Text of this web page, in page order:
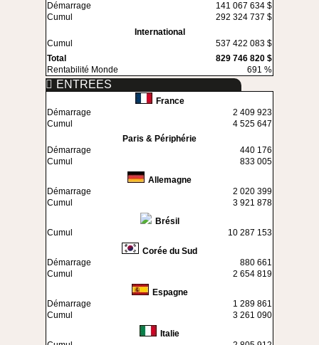
Démarrage
141 067 634 $
Cumul
292 324 737 $
International
Cumul
537 422 083 $
Total
829 746 820 $
Rentabilité Monde
691 %
ENTREES
France
Démarrage
2 409 923
Cumul
4 525 647
Paris & Périphérie
Démarrage
440 176
Cumul
833 005
Allemagne
Démarrage
2 020 399
Cumul
3 921 878
Brésil
Cumul
10 287 153
Corée du Sud
Démarrage
880 661
Cumul
2 654 819
Espagne
Démarrage
1 289 861
Cumul
3 261 090
Italie